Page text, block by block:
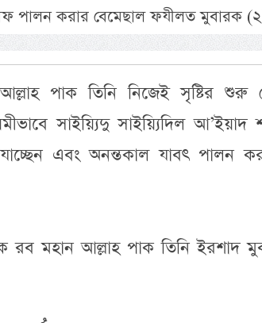
পালন করার বেমেছাল ফযীলত মুবারক
পাক তিনি নিজেই সৃষ্টির শুরু
সাইয়্যিদু সাইয়্যিদিল আ’ইয়াদ
এবং অনন্তকাল যাবৎ পালন
রব মহান আল্লাহ পাক তিনি ইরশাদ
প্রমাণিত- প্রাণীর